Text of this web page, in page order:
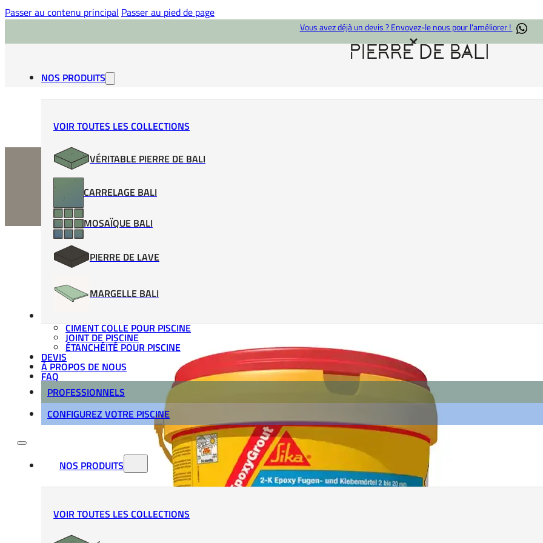
Passer au contenu principal Passer au pied de page
Vous avez déjà un devis ? Envoyez-le nous pour l'améliorer !
NOS PRODUITS
VOIR TOUTES LES COLLECTIONS
VÉRITABLE PIERRE DE BALI
CARRELAGE BALI
MOSAÏQUE BALI
PIERRE DE LAVE
MARGELLE BALI
CIMENT COLLE POUR PISCINE
JOINT DE PISCINE
ÉTANCHÉITÉ POUR PISCINE
DEVIS
À PROPOS DE NOUS
FAQ
PROFESSIONNELS
CONFIGUREZ VOTRE PISCINE
NOS PRODUITS
VOIR TOUTES LES COLLECTIONS